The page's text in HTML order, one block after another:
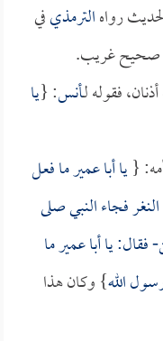
رواهالترمذيفي
غريب.
فقوله لـأنس: {يا
{ياأبا عميرما فعل
فجاء النبي صلى
ياأبا عميرما
الله} وكان هذا